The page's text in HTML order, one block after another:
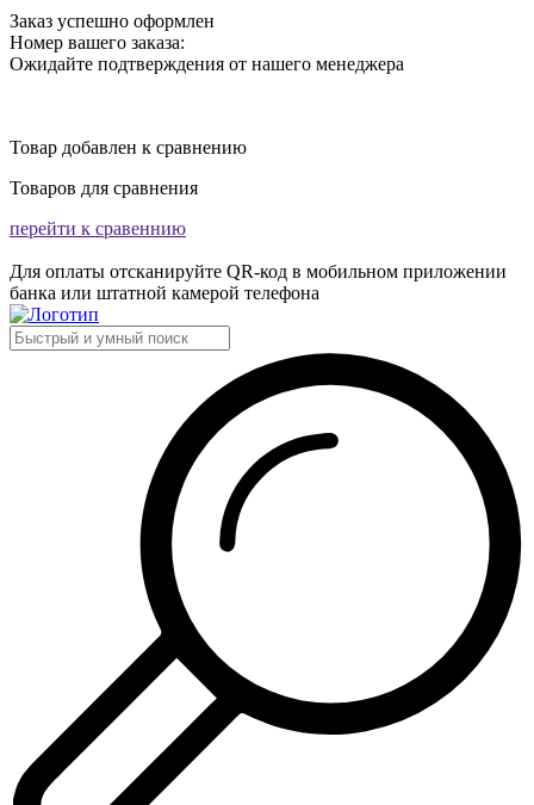
Заказ успешно оформлен
Номер вашего заказа:
Ожидайте подтверждения от нашего менеджера
Товар добавлен к сравнению
Товаров для сравнения
перейти к сравеннию
Для оплаты отсканируйте QR-код в мобильном приложении
банка или штатной камерой телефона